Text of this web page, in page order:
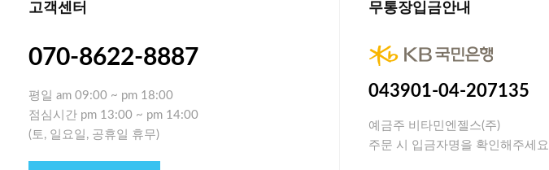
고객센터
070-8622-8887
평일 am 09:00 ~ pm 18:00
점심시간 pm 13:00 ~ pm 14:00
(토, 일요일, 공휴일 휴무)
무통장입금안내
043901-04-207135
예금주 비타민엔젤스(주)
주문 시 입금자명을 확인해주세요